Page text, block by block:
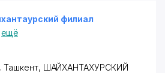
и погашения
можно получить в
терминал.
филиал
ещё
Ташкент, ШАЙХАНТАХУРСКИЙ